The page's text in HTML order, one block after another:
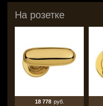
На розетке
18 778 руб.